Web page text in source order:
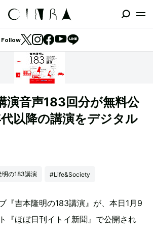
Follow
演音声183回分が無料公
以降の講演をデジタル
明の183講演 #Life&Society
『吉本隆明の183講演』が、本日1月9
『ほぼ日刊イトイ新聞』で公開され